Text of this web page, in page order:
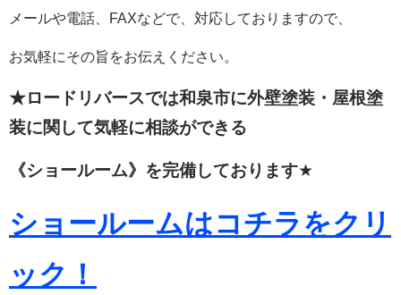
メールや電話、FAXなどで、対応しておりますので、
お気軽にその旨をお伝えください。
★ロードリバースでは和泉市に外壁塗装・屋根塗
装に関して気軽に相談ができる
《ショールーム》を完備しております★
ショールームはコチラをクリ
ック！